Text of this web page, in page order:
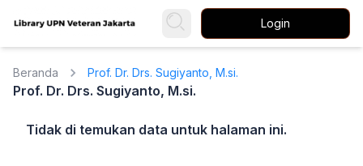
Login
Beranda Prof. Dr. Drs. Sugiyanto, M.si.
Prof. Dr. Drs. Sugiyanto, M.si.
Tidak di temukan data untuk halaman ini.